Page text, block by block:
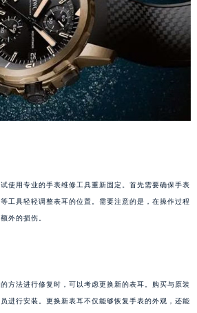
使用专业的手表维修工具重新固定。首先需要确保手表
工具轻轻调整表耳的位置。需要注意的是，在操作过程
外的损伤。
方法进行修复时，可以考虑更换新的表耳。购买与原装
进行安装。更换新表耳不仅能够恢复手表的外观，还能